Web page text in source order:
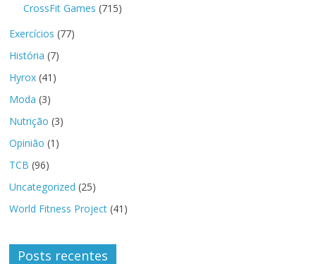
CrossFit Games (715)
Exercícios (77)
História (7)
Hyrox (41)
Moda (3)
Nutrição (3)
Opinião (1)
TCB (96)
Uncategorized (25)
World Fitness Project (41)
Posts recentes